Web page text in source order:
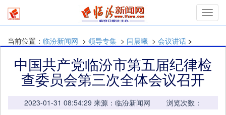
当前位置： 临汾新闻网 > 领导专集 > 闫晨曦 > 会议讲话 >
中国共产党临汾市第五届纪律检
查委员会第三次全体会议召开
2023-01-31 08:54:29 来源：临汾新闻网 浏览次数：